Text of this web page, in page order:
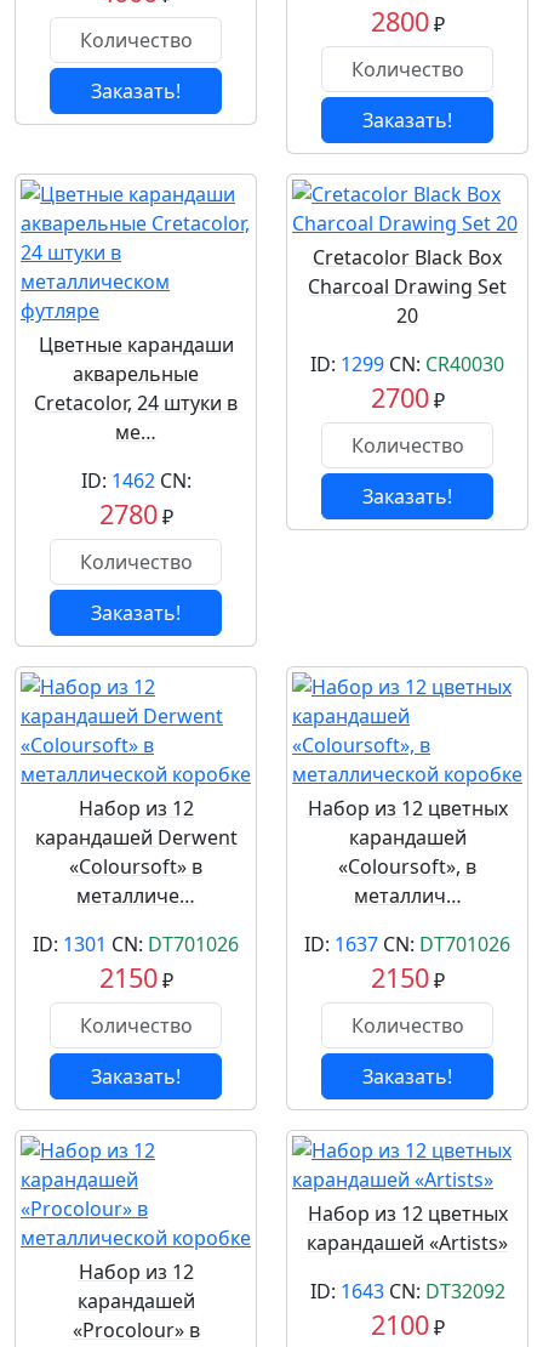
Заказать!
2800₽
Заказать!
Цветные карандаши
акварельные
Cretacolor, 24 штуки в
ме…
ID: 1462CN:
2780₽
Заказать!
Cretacolor Black Box
Charcoal Drawing Set
20
ID: 1299 CN: CR40030
2700₽
Заказать!
Набор из 12
карандашей Derwent
«Coloursoft» в
металличе…
ID: 1301 CN: DT701026
2150₽
Заказать!
Набор из 12 цветных
карандашей
«Coloursoft», в
металлич…
ID: 1637 CN: DT701026
2150₽
Заказать!
Набор из 12
карандашей
«Procolour» в
Набор из 12 цветных
карандашей «Artists»
ID: 1643CN: DT32092
2100₽